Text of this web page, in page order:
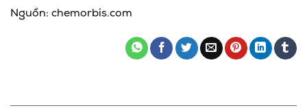
Nguồn: chemorbis.com